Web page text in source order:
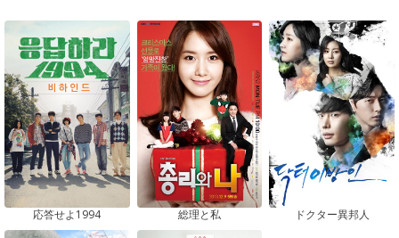
応答せよ1994 総理と私 ドクター異邦人